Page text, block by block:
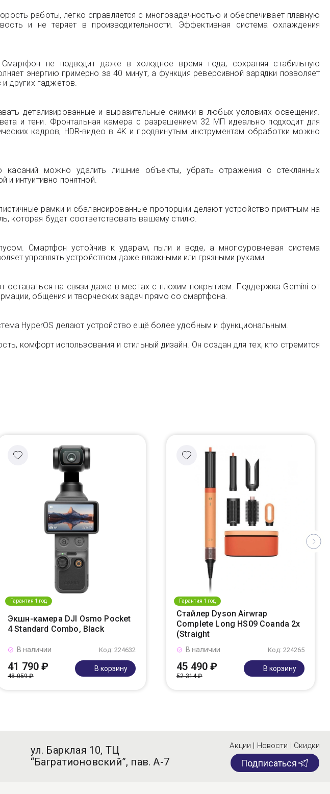
работы, легко справляется с многозадачностью и обеспечивает плавную
и не теряет в производительности. Эффективная система охлаждения
не подводит даже в холодное время года, сохраняя стабильную
энергию примерно за 40 минут, а функция реверсивной зарядки позволяет
и других гаджетов.
детализированные и выразительные снимки в любых условиях освещения.
и тени. Фронтальная камера с разрешением 32 МП идеально подходит для
кадров, HDR-видео в 4K и продвинутым инструментам обработки можно
касаний можно удалить лишние объекты, убрать отражения с стеклянных
и интуитивно понятной.
рамки и сбалансированные пропорции делают устройство приятным на
которая будет соответствовать вашему стилю.
Смартфон устойчив к ударам, пыли и воде, а многоуровневая система
управлять устройством даже влажными или грязными руками.
оставаться на связи даже в местах с плохим покрытием. Поддержка Gemini от
общения и творческих задач прямо со смартфона.
HyperOS делают устройство ещё более удобным и функциональным.
комфорт использования и стильный дизайн. Он создан для тех, кто стремится
Гарантия 1 год
Экшн-камера DJI Osmo Pocket
4 Standard Combo, Black
Код: 224632
В наличии
41 790 ₽
48 059 ₽
В корзину
Гарантия 1 год
Стайлер Dyson Airwrap
Complete Long HS09 Coanda 2x
(Straight
Код: 224265
В наличии
45 490 ₽
52 314 ₽
В корзину
ул. Барклая 10, ТЦ
“Багратионовский”, пав. А-7
Акции | Новости | Скидки
Подписаться